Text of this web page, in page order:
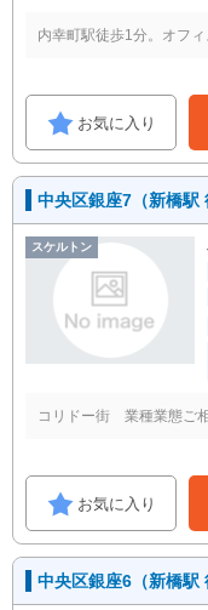
内幸町駅徒歩1分。オフ
お気に入り
中央区銀座7（新橋駅
スケルトン
コリドー街 業種業態ご
お気に入り
中央区銀座6（新橋駅